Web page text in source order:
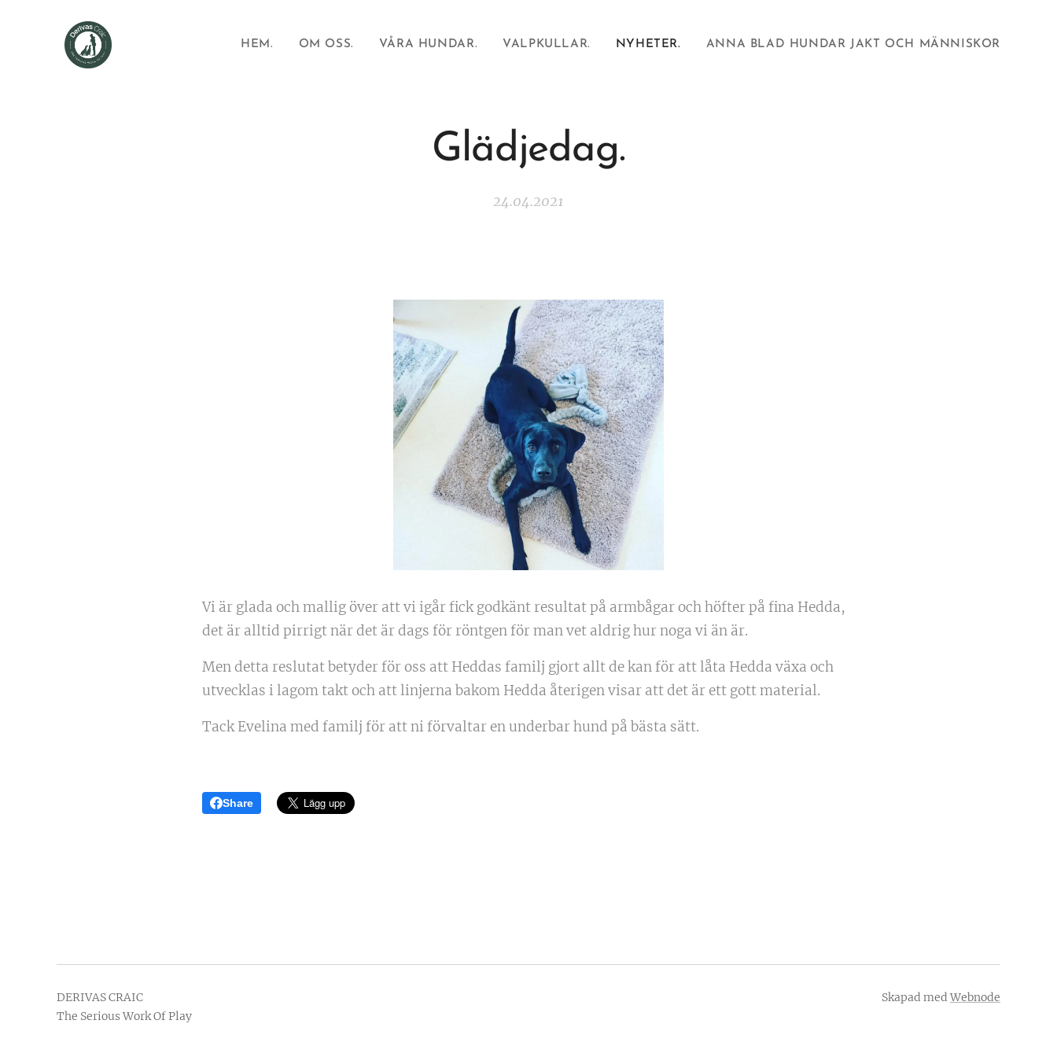
HEM. OM OSS. VÅRA HUNDAR. VALPKULLAR. NYHETER. ANNA BLAD HUNDAR JAKT OCH MÄNNISKOR
Glädjedag.
24.04.2021
Vi är glada och mallig över att vi igår fick godkänt resultat på armbågar och höfter på fina Hedda,
det är alltid pirrigt när det är dags för röntgen för man vet aldrig hur noga vi än är.
Men detta reslutat betyder för oss att Heddas familj gjort allt de kan för att låta Hedda växa och
utvecklas i lagom takt och att linjerna bakom Hedda återigen visar att det är ett gott material.
Tack Evelina med familj för att ni förvaltar en underbar hund på bästa sätt.
Share
DERIVAS CRAIC
The Serious Work Of Play
Skapad medWebnode